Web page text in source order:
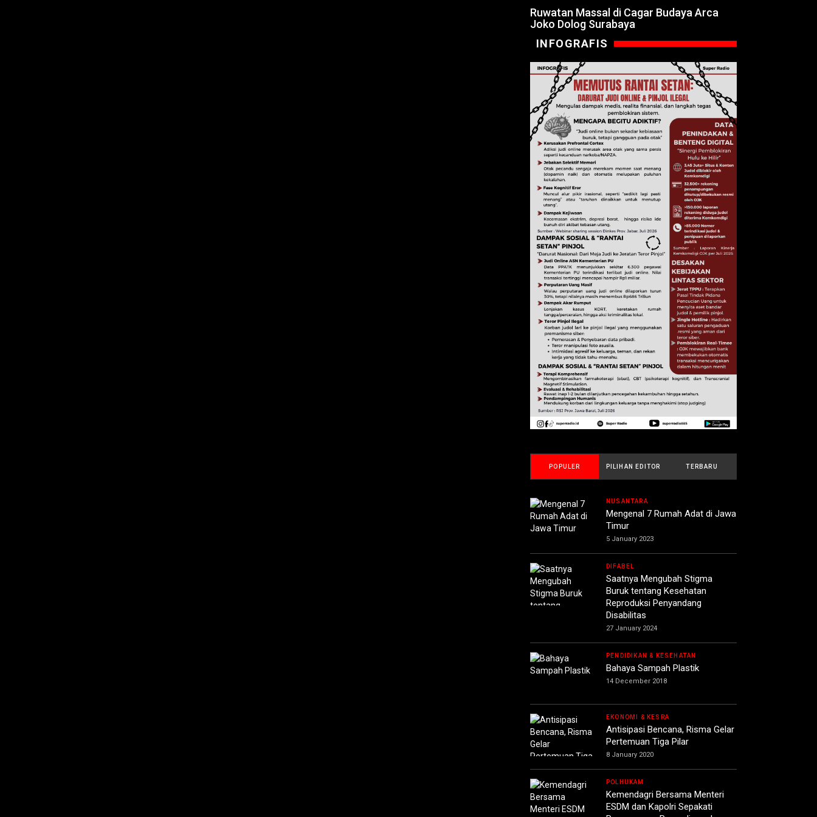
Ruwatan Massal di Cagar Budaya Arca
Joko Dolog Surabaya
INFOGRAFIS
POPULER PILIHAN EDITOR TERBARU
NUSANTARA
Mengenal 7 Rumah Adat di Jawa
Timur
5 January 2023
DIFABEL
Saatnya Mengubah Stigma
Buruk tentang Kesehatan
Reproduksi Penyandang
Disabilitas
27 January 2024
PENDIDIKAN & KESEHATAN
Bahaya Sampah Plastik
14 December 2018
EKONOMI & KESRA
Antisipasi Bencana, Risma Gelar
Pertemuan Tiga Pilar
8 January 2020
POLHUKAM
Kemendagri Bersama Menteri
ESDM dan Kapolri Sepakati